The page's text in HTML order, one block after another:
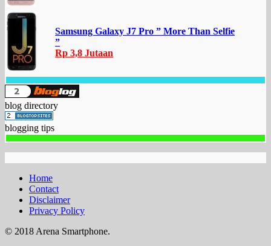
Samsung Galaxy J7 Pro ” More Than Selfie
”
Rp 3,8 Jutaan
blog directory
blogging tips
Home
Contact
Disclaimer
Privacy Policy
© 2018 Arena Smartphone.